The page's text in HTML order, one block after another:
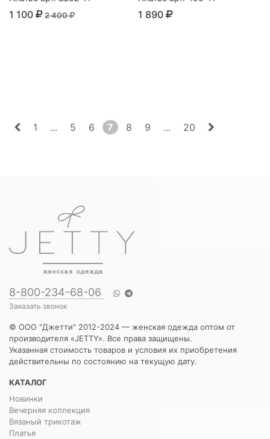
1 100 2 400 1 890
1 ... 5 6 7 8 9 ... 20
8-800-234-68-06
Заказать звонок
© ООО "Джетти" 2012-2024 — женская одежда оптом от
производителя «JETTY». Все права защищены.
Указанная стоимость товаров и условия их приобретения
действительны по состоянию на текущую дату.
КАТАЛОГ
Новинки
Вечерняя коллекция
Вязаный трикотаж
Платья